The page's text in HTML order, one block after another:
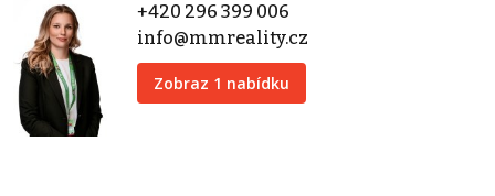
+420 296 399 006
info@mmreality.cz
Zobraz 1 nabídku